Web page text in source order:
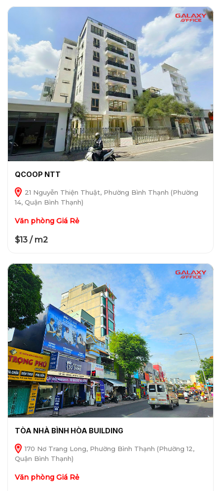
QCOOP NTT
21 Nguyễn Thiện Thuật, Phường Bình Thạnh (Phường
14, Quận Bình Thạnh)
Văn phòng Giá Rẻ
$13 / m2
TÒA NHÀ BÌNH HÒA BUILDING
170 Nơ Trang Long, Phường Bình Thạnh (Phường 12,
Quận Bình Thạnh)
Văn phòng Giá Rẻ